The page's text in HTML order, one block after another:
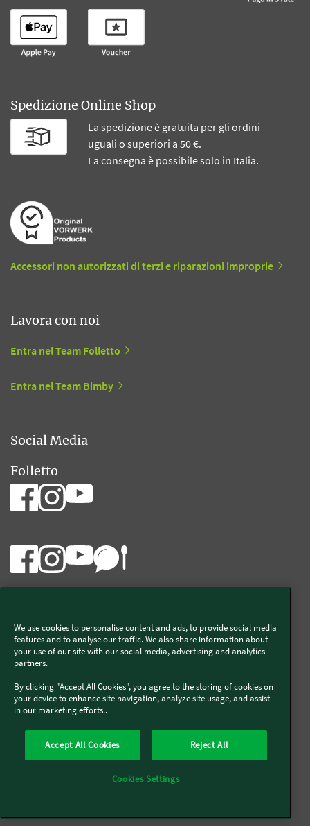
Spedizione Online Shop
La spedizione è gratuita per gli ordini
uguali o superiori a 50 €.
La consegna è possibile solo in Italia.
Accessori non autorizzati di terzi e riparazioni improprie
Lavora con noi
Entra nel Team Folletto
Entra nel Team Bimby
Social Media
Folletto
Vorwerk Italia s.a.s. di Vorwerk Management s.r.l.
C.F. e P.Iva 00793630153
Chi siamo
Informativa Privacy & Cookies
Licenza dati ai sensi del Regolamento UE-2023/2854
Condizioni Generali di Vendita
Segnalazioni (whistleblowing)
Dichiarazione di Accessibilità
We use cookies to personalise content and ads, to provide social media
features and to analyse our traffic. We also share information about
your use of our site with our social media, advertising and analytics
partners.
By clicking "Accept All Cookies", you agree to the storing of cookies on
your device to enhance site navigation, analyze site usage, and assist
in our marketing efforts..
Accept All Cookies Reject All
Cookies Settings